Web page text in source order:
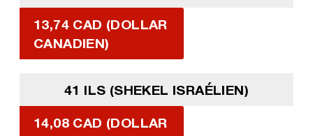
13,74 CAD (DOLLAR
CANADIEN)
41 ILS (SHEKEL ISRAÉLIEN)
14,08 CAD (DOLLAR